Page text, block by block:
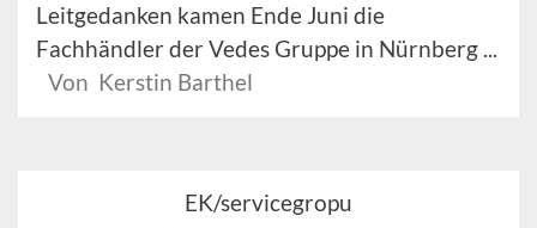
Leitgedanken kamen Ende Juni die
Fachhändler der Vedes Gruppe in Nürnberg ...
Von Kerstin Barthel
EK/servicegropu